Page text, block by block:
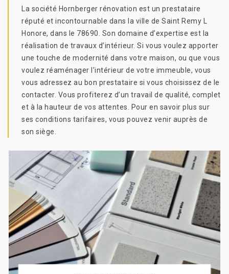
La société Hornberger rénovation est un prestataire
réputé et incontournable dans la ville de Saint Remy L
Honore, dans le 78690. Son domaine d’expertise est la
réalisation de travaux d’intérieur. Si vous voulez apporter
une touche de modernité dans votre maison, ou que vous
voulez réaménager l’intérieur de votre immeuble, vous
vous adressez au bon prestataire si vous choisissez de le
contacter. Vous profiterez d’un travail de qualité, complet
et à la hauteur de vos attentes. Pour en savoir plus sur
ses conditions tarifaires, vous pouvez venir auprès de
son siège.